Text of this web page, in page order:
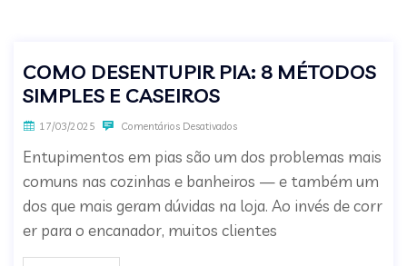
COMO DESENTUPIR PIA: 8 MÉTODOS
SIMPLES E CASEIROS
17/03/2025 Comentários Desativados
Entupimentos em pias são um dos problemas mais
comuns nas cozinhas e banheiros — e também um
dos que mais geram dúvidas na loja. Ao invés de corr
er para o encanador, muitos clientes